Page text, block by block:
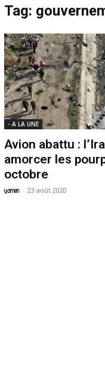
Tag:
- A LA UNE
Avion abattu :
amorcer les
octobre
yamen - 23 août 2020